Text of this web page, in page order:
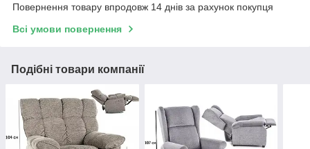
Повернення товару впродовж 14 днів за рахунок покупця
Всі умови повернення
Подібні товари компанії